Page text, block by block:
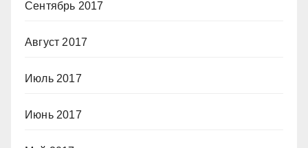
Сентябрь 2017
Август 2017
Июль 2017
Июнь 2017